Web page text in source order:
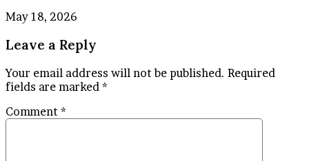
May 18, 2026
Leave a Reply
Your email address will not be published. Required
fields are marked *
Comment *